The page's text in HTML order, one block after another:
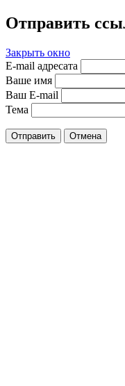
Отправить
Закрыть окно
E-mail адресата
Ваше имя
Ваш E-mail
Тема
Отправить Отмена